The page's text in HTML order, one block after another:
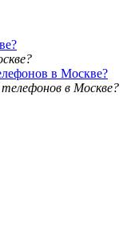
в Москве?